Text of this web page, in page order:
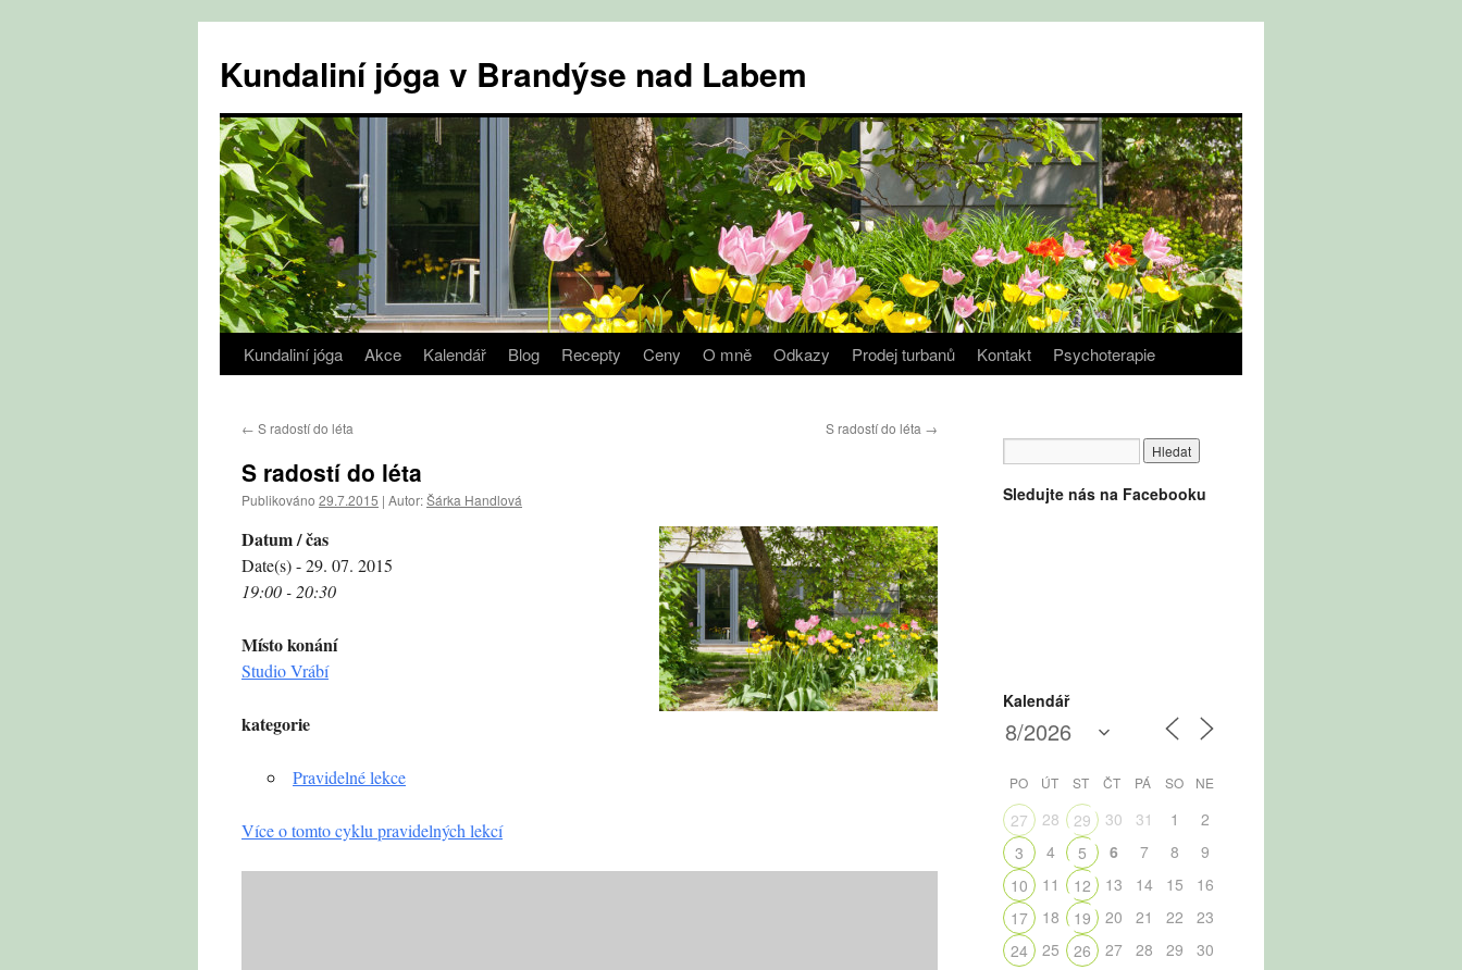
obsahu
webu
Kundaliní jóga v Brandýse nad Labem
Kundaliní jóga Akce Kalendář Blog Recepty Ceny O mně Odkazy Prodej turbanů Kontakt Psychoterapie
← S radostí do léta S radostí do léta →
S radostí do léta
Publikováno 29.7.2015 | Autor:Šárka Handlová
Datum / čas
Date(s) - 29. 07. 2015
19:00 - 20:30
Místo konání
Studio Vrábí
kategorie
Pravidelné lekce
Více o tomto cyklu pravidelných lekcí
Sledujte nás na Facebooku
Kalendář
PO ÚT ST ČT PÁ SO NE
27 28 29 30 31 1
2
3
4 5 6 7 8
9
10
11 12 13 14 15
16
17
18 19 20 21 22
23
24
25 26 27 28 29
30